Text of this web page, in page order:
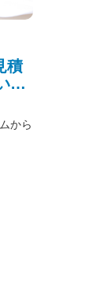
積
お
から